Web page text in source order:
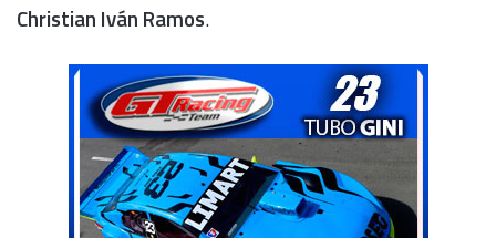
Christian Iván Ramos.